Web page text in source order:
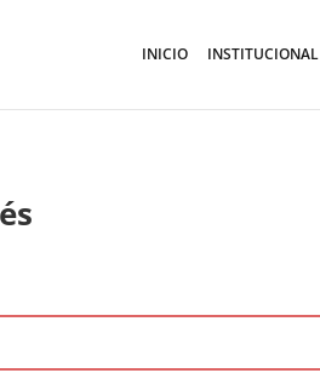
INICIO INSTITUCIONAL